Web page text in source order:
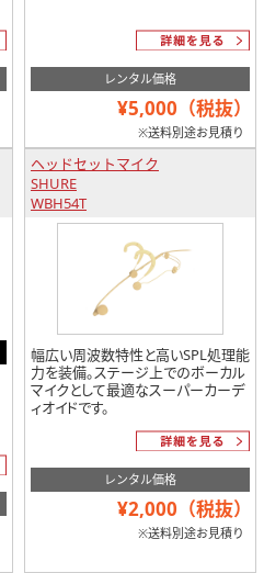
レンタル価格
¥5,000（税抜）
※送料別途お見積り
ヘッドセットマイク
SHURE
WBH54T
幅広い周波数特性と高いSPL処理能
力を装備。ステージ上でのボーカル
マイクとして最適なスーパーカーデ
ィオイドです。
レンタル価格
¥2,000（税抜）
※送料別途お見積り